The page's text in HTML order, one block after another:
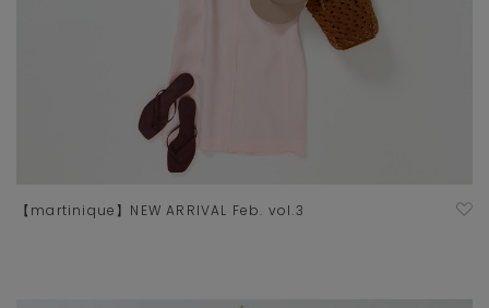
【martinique】NEW ARRIVAL Feb. vol.3